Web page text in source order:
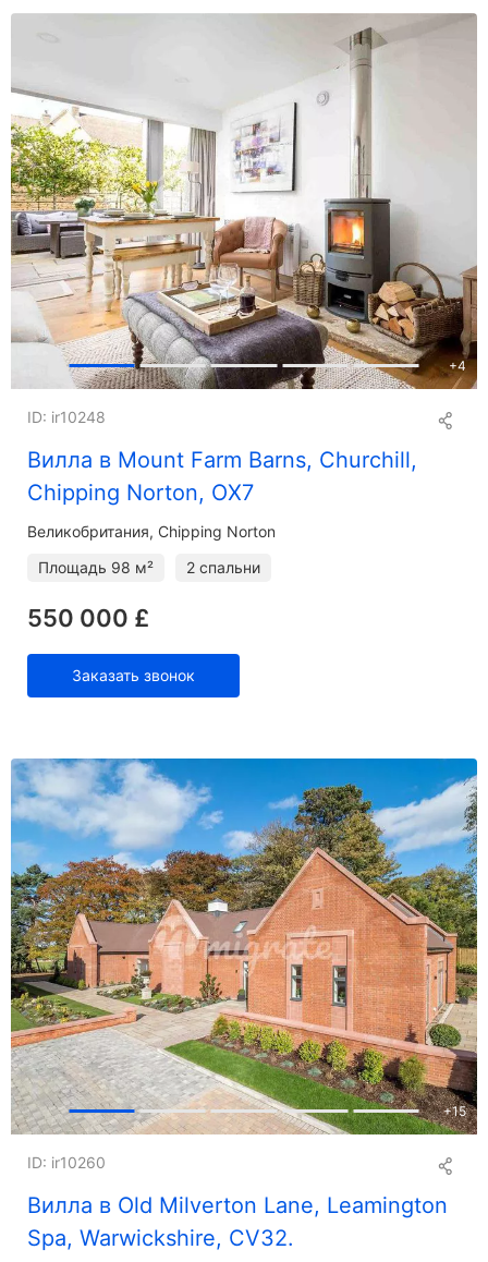
+4
Вилла в Mount Farm Barns, Churchill,
Chipping Norton, OX7
ID: ir10248
Великобритания, Chipping Norton
Площадь 98 м² 2 спальни
550 000 £
Заказать звонок
+15
Вилла в Old Milverton Lane, Leamington
Spa, Warwickshire, CV32.
ID: ir10260